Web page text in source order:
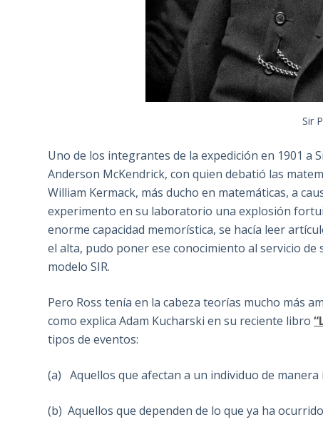
Sir
Uno de los integrantes de la expedición en 1901 a
Anderson McKendrick, con quien debatió las
William Kermack, más ducho en matemáticas, a
experimento en su laboratorio una explosión
enorme capacidad memorística, se hacía leer
el alta, pudo poner ese conocimiento al servicio
modelo SIR.
Pero Ross tenía en la cabeza teorías mucho más
como explica Adam Kucharski en su reciente libro
tipos de eventos:
(a) Aquellos que afectan a un individuo de
(b) Aquellos que dependen de lo que ya ha